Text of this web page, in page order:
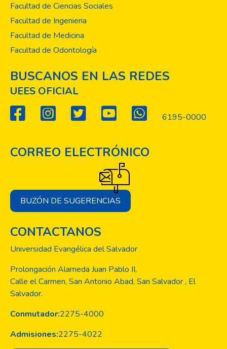
Facultad de Ciencias Sociales
Facultad de Ingenieria
Facultad de Medicina
Facultad de Odontología
BUSCANOS EN LAS REDES
UEES OFICIAL
6195-0000
CORREO ELECTRÓNICO
BUZÓN DE SUGERENCIAS
CONTACTANOS
Universidad Evangélica del Salvador
Prolongación Alameda Juan Pablo II,
Calle el Carmen, San Antonio Abad, San Salvador , El
Salvador.
Conmutador:2275-4000
Admisiones:2275-4022